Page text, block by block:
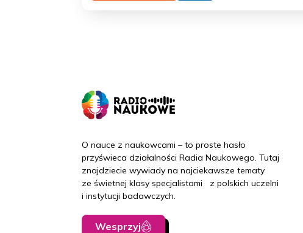
O nauce z naukowcami – to proste hasło
przyświeca działalności Radia Naukowego. Tutaj
znajdziecie wywiady na najciekawsze tematy
ze świetnej klasy specjalistami z polskich uczelni
i instytucji badawczych.
Wesprzyj